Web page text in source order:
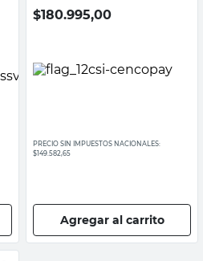
$180.995,00
PRECIO SIN IMPUESTOS NACIONALES:
$149.582,65
Agregar al carrito